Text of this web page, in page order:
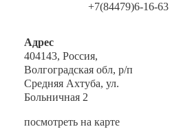
+7(84479)6-16-63
Адрес
404143, Россия,
Волгоградская обл, р/п
Средняя Ахтуба, ул.
Больничная 2
посмотреть на карте